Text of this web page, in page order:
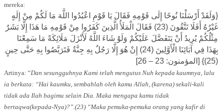
mereka:
{وَلَقَدْ أَرْسَلْنَا نُوحًا إِلَى قَوْمِهِ فَقَالَ يَا قَوْمِ اعْبُدُوا اللَّهَ مَا لَكُمْ مِنْ إِلَهٍ
غَيْرُهُ أَفَلَا تَتَّقُونَ (23) فَقَالَ الْمَلَأُ الَّذِينَ كَفَرُوا مِنْ قَوْمِهِ مَا هَذَا إِلَّا بَشَرٌ
مِثْلُكُمْ يُرِيدُ أَنْ يَتَفَضَّلَ عَلَيْكُمْ وَلَوْ شَاءَ اللَّهُ لَأَنْزَلَ مَلَائِكَةً مَا سَمِعْنَا
بِهَذَا فِي آبَائِنَا الْأَوَّلِينَ (24) إِنْ هُوَ إِلَّا رَجُلٌ بِهِ جِنَّةٌ فَتَرَبَّصُوا بِهِ حَتَّى حِينٍ
(25)} [المؤمنون: 23 – 26]
Artinya: “Dan sesungguhnya Kami telah mengutus Nuh kepada kaumnya, lalu
ia berkata: “Hai kaumku, sembahlah oleh kamu Allah, (karena) sekali-kali
tidak ada Ilah bagimu selain Dia. Maka mengapa kamu tidak
bertaqwa(kepada-Nya)?”.(23) “Maka pemuka-pemuka orang yang kafir di